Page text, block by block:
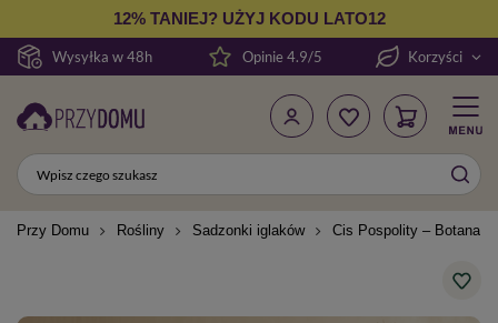
Wysyłka w 48h
12% TANIEJ? UŻYJ KODU LATO12
Opinie 4.9/5 Korzyści
Przy Domu Rośliny Sadzonki iglaków Cis Pospolity – Botana